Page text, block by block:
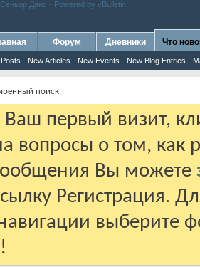
Форум Дневники Что
New Articles New Events New Blog Entries
поиск
Ваш первый визит,
вопросы о том, как
Вы можете
Регистрация.
выберите